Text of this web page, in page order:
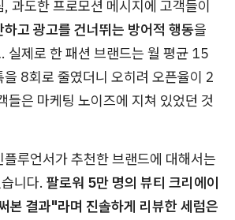
과도한 프로모션 메시지에 고객들이
고 광고를 건너뛰는 방어적 행동을
실제로 한 패션 브랜드는 월 평균 15
8회로 줄였더니 오히려 오픈율이 2
들은 마케팅 노이즈에 지쳐 있었던 것
루언서가 추천한 브랜드에 대해서는
니다. 팔로워 5만 명의 뷰티 크리에이
본 결과"라며 진솔하게 리뷰한 세럼은